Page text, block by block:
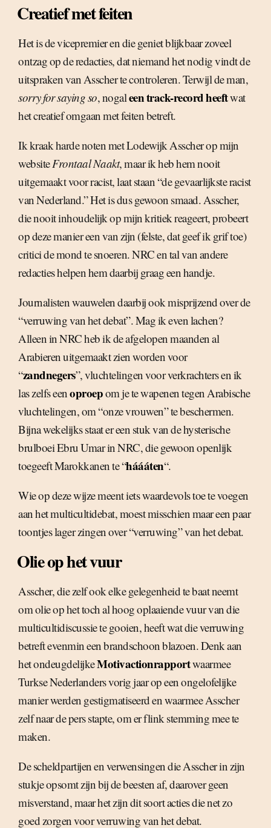
Creatief met feiten
Het is de vicepremier en die geniet blijkbaar zoveel
ontzag op de redacties, dat niemand het nodig vindt de
uitspraken van Asscher te controleren. Terwijl de man,
sorry for saying so, nogaleen track-record heeftwat
het creatief omgaan met feiten betreft.
Ik kraak harde noten met Lodewijk Asscher op mijn
websiteFrontaal Naakt, maar ik heb hem nooit
uitgemaakt voor racist, laat staan “de gevaarlijkste racist
van Nederland.” Het is dus gewoon smaad. Asscher,
die nooit inhoudelijk op mijn kritiek reageert, probeert
op deze manier een van zijn (felste, dat geef ik grif toe)
critici de mond te snoeren. NRC en tal van andere
redacties helpen hem daarbij graag een handje.
Journalisten wauwelen daarbij ook misprijzend over de
“verruwing van het debat”. Mag ik even lachen?
Alleen in NRC heb ik de afgelopen maanden al
Arabieren uitgemaakt zien worden voor
“zandnegers”, vluchtelingen voor verkrachters en ik
las zelfs eenoproepom je te wapenen tegen Arabische
vluchtelingen, om “onze vrouwen” te beschermen.
Bijna wekelijks staat er een stuk van de hysterische
brulboei Ebru Umar in NRC, die gewoon openlijk
toegeeft Marokkanen te “háááten“.
Wie op deze wijze meent iets waardevols toe te voegen
aan het multicultidebat, moest misschien maar een paar
toontjes lager zingen over “verruwing” van het debat.
Olie op het vuur
Asscher, die zelf ook elke gelegenheid te baat neemt
om olie op het toch al hoog oplaaiende vuur van die
multicultidiscussie te gooien, heeft wat die verruwing
betreft evenmin een brandschoon blazoen. Denk aan
het ondeugdelijkeMotivactionrapportwaarmee
Turkse Nederlanders vorig jaar op een ongelofelijke
manier werden gestigmatiseerd en waarmee Asscher
zelf naar de pers stapte, om er flink stemming mee te
maken.
De scheldpartijen en verwensingen die Asscher in zijn
stukje opsomt zijn bij de beesten af, daarover geen
misverstand, maar het zijn dit soort acties die net zo
goed zorgen voor verruwing van het debat.